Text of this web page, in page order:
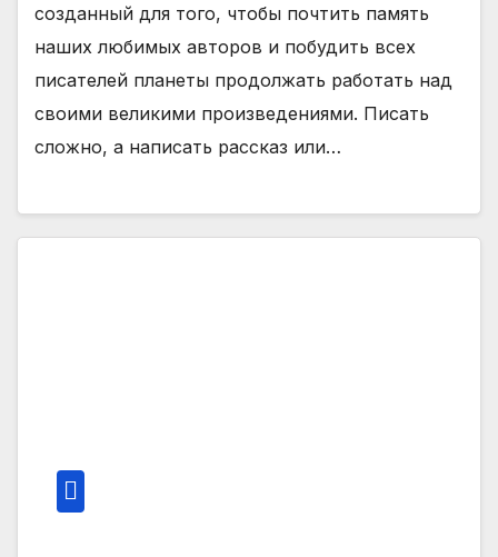
созданный для того, чтобы почтить память
наших любимых авторов и побудить всех
писателей планеты продолжать работать над
своими великими произведениями. Писать
сложно, а написать рассказ или…